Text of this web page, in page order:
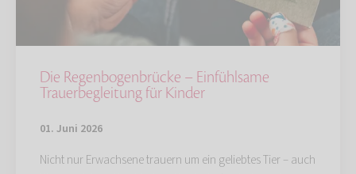
Die Regenbogenbrücke – Einfühlsame
Trauerbegleitung für Kinder
01. Juni 2026
Nicht nur Erwachsene trauern um ein geliebtes Tier – auch